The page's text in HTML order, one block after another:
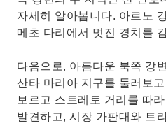
자세히 알아봅니다. 아르노
메초 다리에서 멋진 경치를
다음으로, 아름다운 북쪽 강
산타 마리아 지구를 둘러보
보르고 스트레토 거리를 따
발견하고, 시장 가판대와 트